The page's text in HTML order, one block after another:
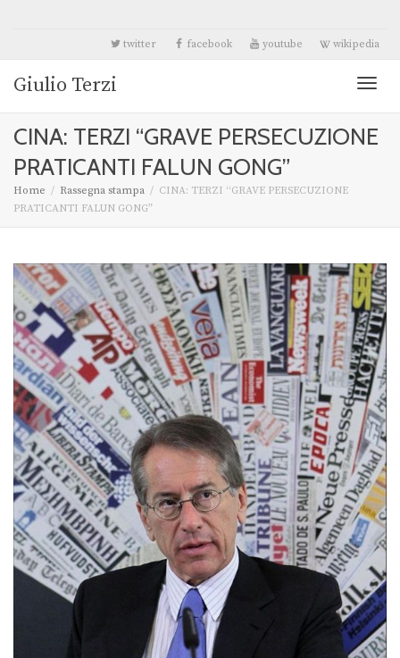
twitter facebook youtube wikipedia
Giulio Terzi
CINA: TERZI “GRAVE PERSECUZIONE
PRATICANTI FALUN GONG”
Home Rassegna stampa
CINA: TERZI “GRAVE PERSECUZIONE
PRATICANTI FALUN GONG”